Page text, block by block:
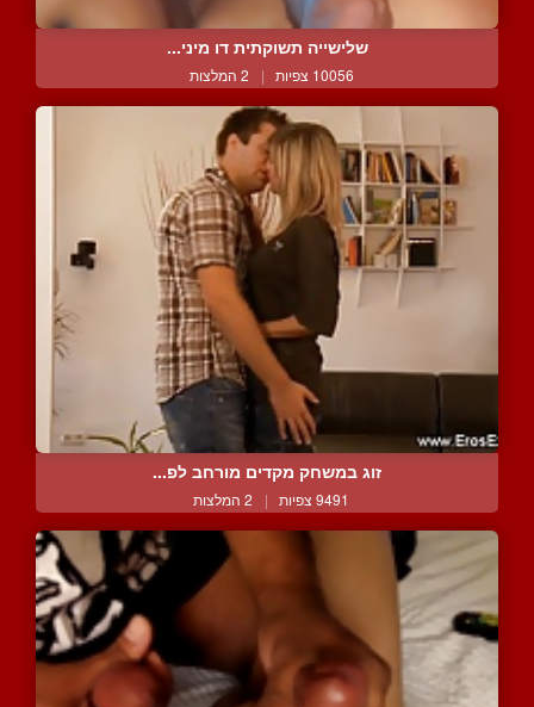
שלישייה תשוקתית דו מיני...
10056 צפיות | 2 המלצות
זוג במשחק מקדים מורחב לפ...
9491 צפיות | 2 המלצות